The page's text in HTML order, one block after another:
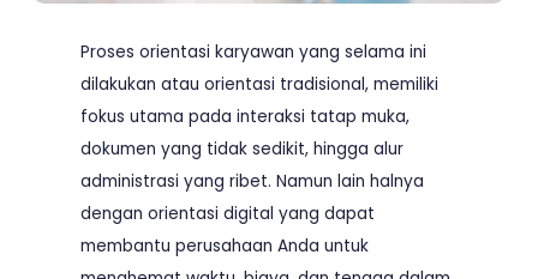
Proses orientasi karyawan yang selama ini
dilakukan atau orientasi tradisional, memiliki
fokus utama pada interaksi tatap muka,
dokumen yang tidak sedikit, hingga alur
administrasi yang ribet. Namun lain halnya
dengan orientasi digital yang dapat
membantu perusahaan Anda untuk